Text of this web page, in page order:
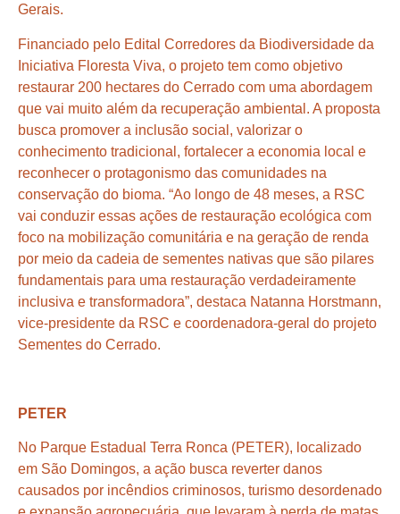
Gerais.
Financiado pelo Edital Corredores da Biodiversidade da
Iniciativa Floresta Viva, o projeto tem como objetivo
restaurar 200 hectares do Cerrado com uma abordagem
que vai muito além da recuperação ambiental. A proposta
busca promover a inclusão social, valorizar o
conhecimento tradicional, fortalecer a economia local e
reconhecer o protagonismo das comunidades na
conservação do bioma. “Ao longo de 48 meses, a RSC
vai conduzir essas ações de restauração ecológica com
foco na mobilização comunitária e na geração de renda
por meio da cadeia de sementes nativas que são pilares
fundamentais para uma restauração verdadeiramente
inclusiva e transformadora”, destaca Natanna Horstmann,
vice-presidente da RSC e coordenadora-geral do projeto
Sementes do Cerrado.
PETER
No Parque Estadual Terra Ronca (PETER), localizado
em São Domingos, a ação busca reverter danos
causados por incêndios criminosos, turismo desordenado